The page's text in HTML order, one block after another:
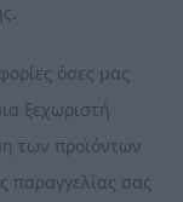
όσες μας
ξεχωριστή
των προϊόντων
παραγγελίας σας